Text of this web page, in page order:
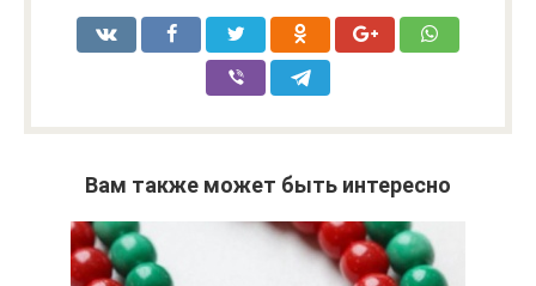
Вам также может быть интересно